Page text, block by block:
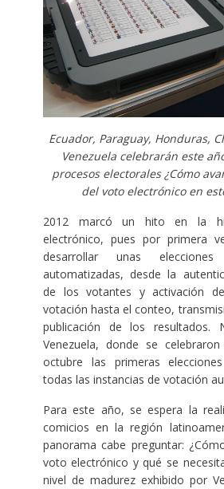
Ecuador, Paraguay, Honduras,
Venezuela celebrarán este
procesos electorales ¿Cómo
del voto electrónico en
2012 marcó un hito en la
electrónico, pues por primera
desarrollar unas elecciones
automatizadas, desde la
de los votantes y activación
votación hasta el conteo,
publicación de los resultados.
Venezuela, donde se
octubre las primeras
todas las instancias de votación
Para este año, se espera la
comicios en la región
panorama cabe preguntar:
voto electrónico y qué se
nivel de madurez exhibido por